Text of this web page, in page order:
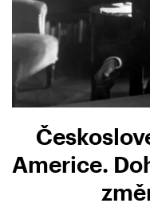
Americe.